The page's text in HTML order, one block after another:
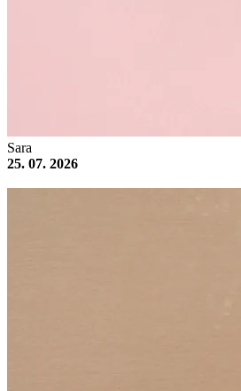
Sara
25. 07. 2026